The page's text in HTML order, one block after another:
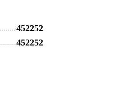
452252
452252